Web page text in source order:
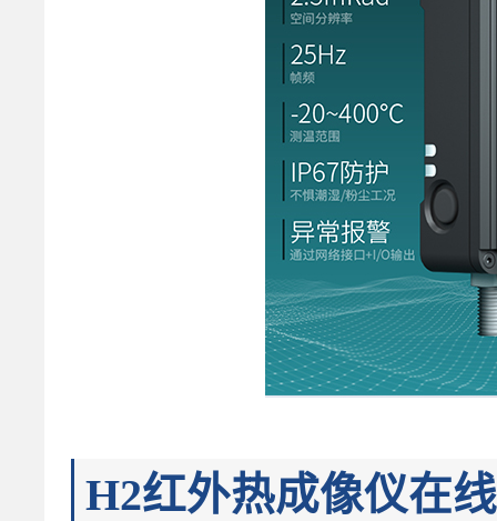
H2红外热成像仪在